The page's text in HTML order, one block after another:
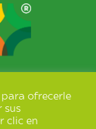
ofrecerle
sus
clic en